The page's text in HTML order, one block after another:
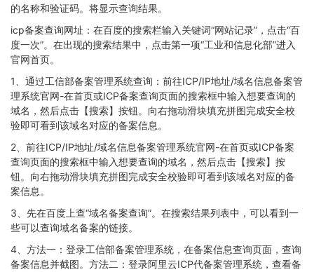
的名称和验证码。将显示查询结果。
icp备案查询网址：在百度的搜索栏输入关键词“网站记录”，点击“百
度一次”。在出现的搜索结果中，点击第一项“工业和信息化部”进入
官网首页。
1、通过工信部备案管理系统查询：前往ICP/IP地址/域名信息备案管
理系统官网-在首页或ICP备案查询页面的搜索框中输入想要查询的
域名，然后点击【搜索】按钮。向右拖动滑块填充拼图完成安全校
验即可看到该域名对应的备案信息。
2、前往ICP/IP地址/域名信息备案管理系统官网-在首页或ICP备案
查询页面的搜索框中输入想要查询的域名，然后点击【搜索】按
钮。向右拖动滑块填充拼图完成安全校验即可看到该域名对应的备
案信息。
3、先在百度上查“域名备案查询”。在搜索结果列表中，可以看到一
些可以查询域名备案的链接。
4、方法一：登录工信部备案管理系统，在备案信息查询页面，查询
备案信息并截图。方法二：登录阿里云ICP代备案管理系统，查看备